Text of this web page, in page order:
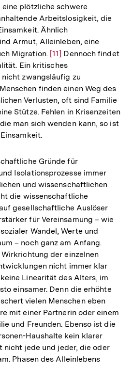
plötzliche schwere
Arbeitslosigkeit, die
Ähnlich
Armut, Alleinleben, eine
Migration. Zur
Auflösung
der
Fußnote
[11] Dennoch findet
Ein kritisches
zwangsläufig zu
finden einen Weg des
Verlusten, oft sind Familie
Stütze. Fehlen in Krisenzeiten
man sich wenden kann, so ist
Gründe für
Isolationsprozesse immer
und wissenschaftlichen
die wissenschaftliche
gesellschaftliche Auslöser
für Vereinsamung – wie
Wandel, Werte und
– noch ganz am Anfang.
der einzelnen
nicht immer klar
Linearität des Alters, im
einsamer. Denn die erhöhte
vielen Menschen eben
mit einer Partnerin oder einem
und Freunden. Ebenso ist die
Haushalte kein klarer
nicht jede und jeder, die oder
Phasen des Alleinlebens